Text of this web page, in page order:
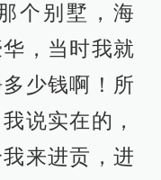
个别墅，海
，当时我就
少钱啊！所
说实在的，
来进贡，进